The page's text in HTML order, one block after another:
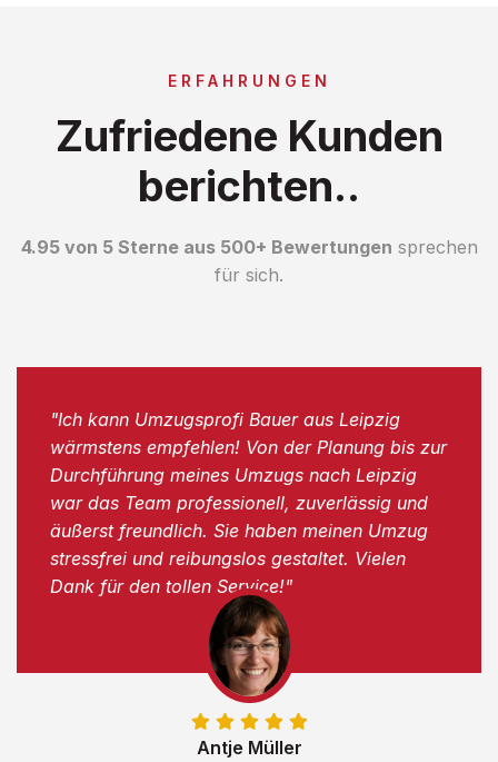
ERFAHRUNGEN
Zufriedene Kunden
berichten..
4.95 von 5 Sterne aus 500+ Bewertungen sprechen
für sich.
Antje Müller
"Ich kann Umzugsprofi Bauer aus Leipzig
wärmstens empfehlen! Von der Planung bis zur
Durchführung meines Umzugs nach Leipzig
war das Team professionell, zuverlässig und
äußerst freundlich. Sie haben meinen Umzug
stressfrei und reibungslos gestaltet. Vielen
Dank für den tollen Service!"